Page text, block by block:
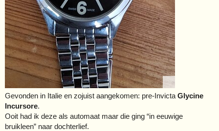
Gevonden in Italie en zojuist aangekomen: pre-Invicta Glycine
Incursore.
Ooit had ik deze als automaat maar die ging “in eeuwige
bruikleen” naar dochterlief.